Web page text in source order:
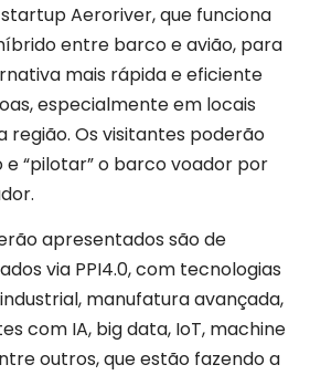
Aeroriver, que funciona
entre barco e avião, para
mais rápida e eficiente
especialmente em locais
região. Os visitantes poderão
“pilotar” o barco voador por
apresentados são de
via PPI4.0, com tecnologias
manufatura avançada,
com IA, big data, IoT, machine
outros, que estão fazendo a